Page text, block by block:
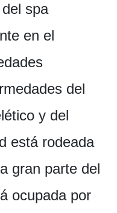
spa
en el
del
y del
está rodeada
gran parte del
ocupada por